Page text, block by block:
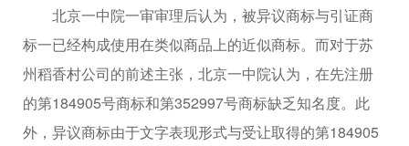
北京一中院一审审理后认为，被异议商标与引证商
标一已经构成使用在类似商品上的近似商标。而对于苏
州稻香村公司的前述主张，北京一中院认为，在先注册
的第184905号商标和第352997号商标缺乏知名度。此
外，异议商标由于文字表现形式与受让取得的第184905